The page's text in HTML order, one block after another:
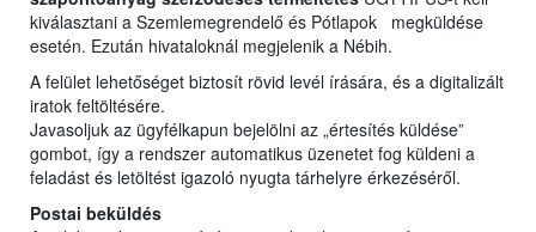
kiválasztani a Szemlemegrendelő és Pótlapok megküldése
esetén. Ezután hivataloknál megjelenik a Nébih.
A felület lehetőséget biztosít rövid levél írására, és a digitalizált
iratok feltöltésére.
Javasoljuk az ügyfélkapun bejelölni az „értesítés küldése”
gombot, így a rendszer automatikus üzenetet fog küldeni a
feladást és letöltést igazoló nyugta tárhelyre érkezéséről.
Postai beküldés